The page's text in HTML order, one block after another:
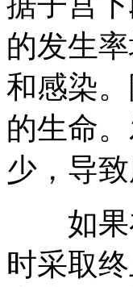
的发生
和感染
的生命
少，导
如果在
时采取